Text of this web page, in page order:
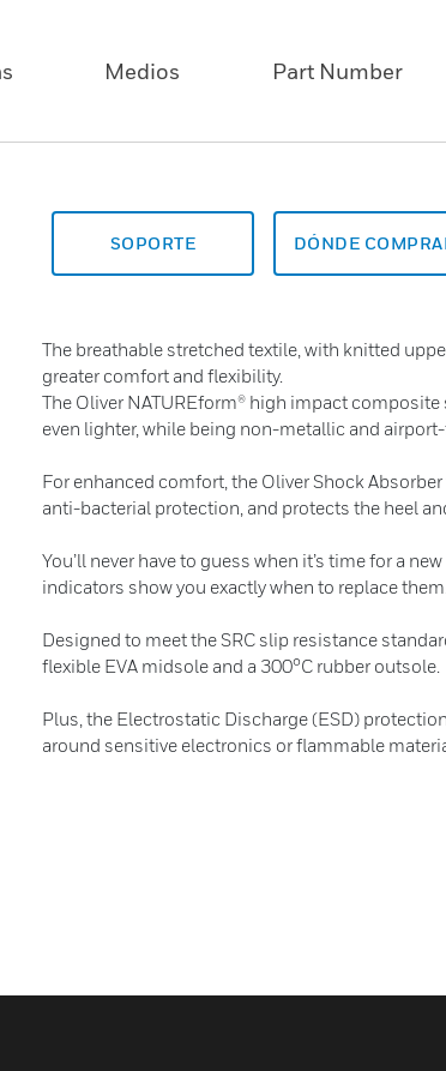
Medios Part Number
SOPORTE DÓNDE
The breathable stretched textile, with knitted
greater comfort and flexibility.
The Oliver NATUREform® high impact
even lighter, while being non-metallic and
For enhanced comfort, the Oliver Shock
anti-bacterial protection, and protects the heel
You’ll never have to guess when it’s time for a
indicators show you exactly when to replace them.
Designed to meet the SRC slip resistance
flexible EVA midsole and a 300°C rubber outsole.
Plus, the Electrostatic Discharge (ESD)
around sensitive electronics or flammable